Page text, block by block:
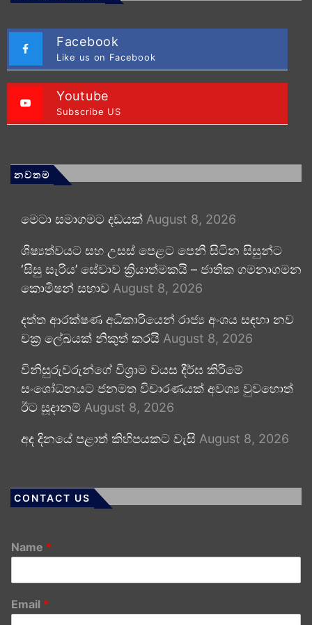
Facebook
Like us on Facebook
Youtube
Subscribe US
නවතම
මෙටා සමාගමට දඩයක් August 8, 2026
ශිෂ්‍යත්වයට සහ උසස් පෙළට පෙනී සිටින සිසුන්ට
‘සිසු සැරිය’ සේවාව ක්‍රියාත්මකයි – ජාතික ගමනාගමන
කොමිෂන් සභාව August 8, 2026
දත්ත ආරක්ෂණ අධිකාරියෙන් රාජ්‍ය අංශය සඳහා නව
චක්‍ර ලේඛයක් නිකුත් කරයි August 8, 2026
විනිසුරුවරුන්ගේ විශ්‍රාම වයස දීර්ඝ කිරීමේ
සංශෝධනයට ජනමත විචාරණයක් අවශ්‍ය වුවහොත්
ඊට සූදානම් August 8, 2026
අද දිනයේ පළාත් කිහිපයකට වැසි August 8, 2026
CONTACT US
Name *
Email *